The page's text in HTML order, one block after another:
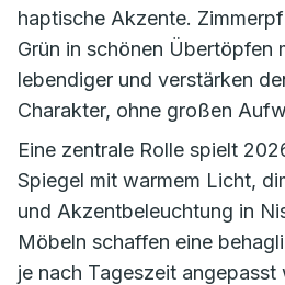
haptische Akzente.
Grün in schönen Übertöpfen
lebendiger und verstärken
Charakter, ohne großen
Eine zentrale Rolle spielt
Spiegel mit warmem Licht,
und Akzentbeleuchtung in
Möbeln schaffen eine
je nach Tageszeit angepasst